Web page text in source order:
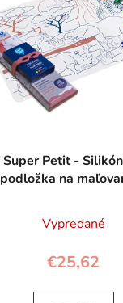
Super Petit -
podložka na
Vypredané
€25,62